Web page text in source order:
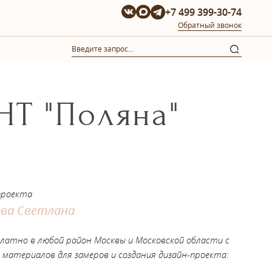
+7 499 399-30-74
Обратный звонок
"Поляна"
Светлана
в любой район Москвы и Московской области с
для замеров и создания дизайн-проекта: